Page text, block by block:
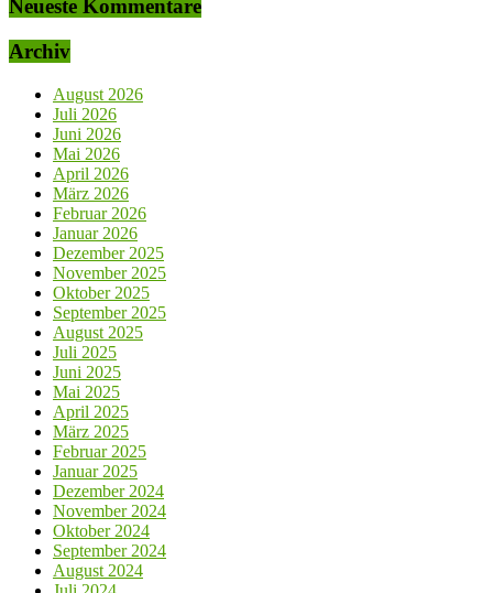
Neueste Kommentare
Archiv
August 2026
Juli 2026
Juni 2026
Mai 2026
April 2026
März 2026
Februar 2026
Januar 2026
Dezember 2025
November 2025
Oktober 2025
September 2025
August 2025
Juli 2025
Juni 2025
Mai 2025
April 2025
März 2025
Februar 2025
Januar 2025
Dezember 2024
November 2024
Oktober 2024
September 2024
August 2024